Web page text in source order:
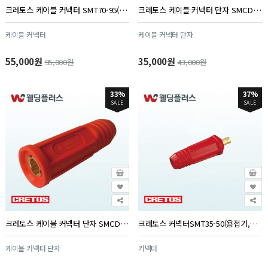
크레토스 케이블 커넥터 SMT70-95(케이블용) (5EA/PK)
케이블 커넥터
55,000원95,000원
크레토스 케이블 커넥터 단자 SMCD 35-50(케이블용) (5EA/PK)
케이블 커넥터 단자
35,000원43,000원
33%
SALE
크레토스 케이블 커넥터 단자 SMCD10-25(케이블용) (5EA/PK)
케이블 커넥터 단자
37%
SALE
크레토스 커넥터SMT35-50(용접기,케이블겸용) (5EA/PK)
커넥터